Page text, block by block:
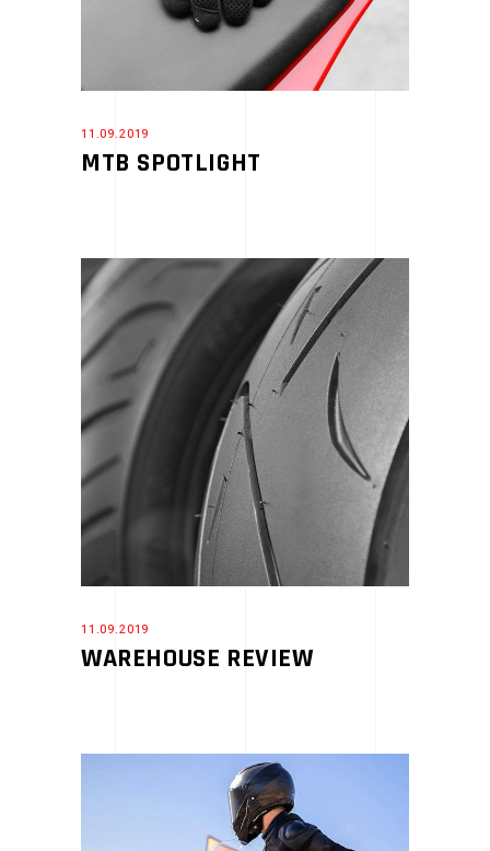
11.09.2019
MTB SPOTLIGHT
11.09.2019
WAREHOUSE REVIEW